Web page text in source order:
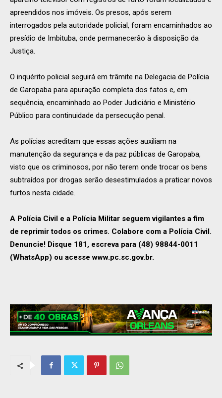
apreendidos nos imóveis. Os presos, após serem
interrogados pela autoridade policial, foram encaminhados ao
presídio de Imbituba, onde permanecerão à disposição da
Justiça.
O inquérito policial seguirá em trâmite na Delegacia de Polícia
de Garopaba para apuração completa dos fatos e, em
sequência, encaminhado ao Poder Judiciário e Ministério
Público para continuidade da persecução penal.
As polícias acreditam que essas ações auxiliam na
manutenção da segurança e da paz públicas de Garopaba,
visto que os criminosos, por não terem onde trocar os bens
subtraídos por drogas serão desestimulados a praticar novos
furtos nesta cidade.
A Polícia Civil e a Polícia Militar seguem vigilantes a fim
de reprimir todos os crimes. Colabore com a Polícia Civil.
Denuncie! Disque 181, escreva para (48) 98844-0011
(WhatsApp) ou acesse www.pc.sc.gov.br.